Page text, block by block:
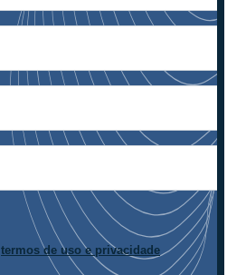
termos de uso e privacidade